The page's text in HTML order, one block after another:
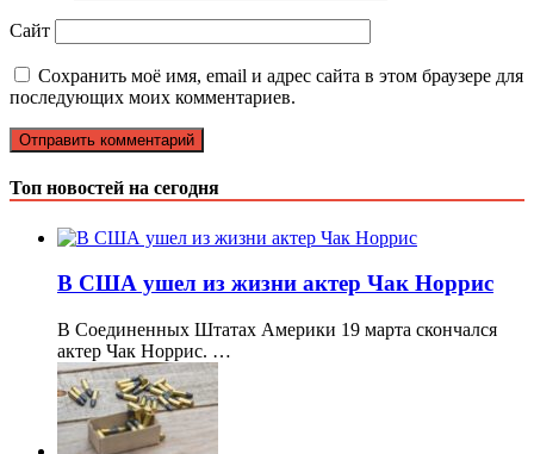
Сайт
Сохранить моё имя, email и адрес сайта в этом браузере для
последующих моих комментариев.
Топ новостей на сегодня
В США ушел из жизни актер Чак Норрис
В Соединенных Штатах Америки 19 марта скончался
актер Чак Норрис. …